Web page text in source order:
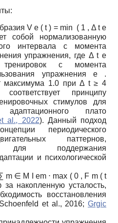
V e ( t ) = min ( 1 , Δ t e
собой нормализованную
интервала с момента
упражнения, где Δ t e
с момента
упражнения e
.
максимума 1.0 приΔ t ≥ 4
принципу
стимулов для
адаптационного плато
al., 2022). Данный подход
периодического
паттернов,
для поддержания
и психологической
m ∈ M em ⋅ max ( 0 , F m ( t
накопленную усталость,
восстановления
et al., 2016; Grgic